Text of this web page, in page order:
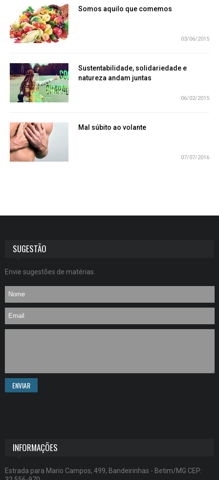
Somos aquilo que comemos
03/06/2015
Sustentabilidade, solidariedade e
natureza andam juntas
06/02/2015
Mal súbito ao volante
07/07/2016
SUGESTÃO
Envie sugestões de matérias.
ENVIAR
INFORMAÇÕES
Estrada para Mario Campos, 499, Bandeirinhas - Betim/MG CEP: